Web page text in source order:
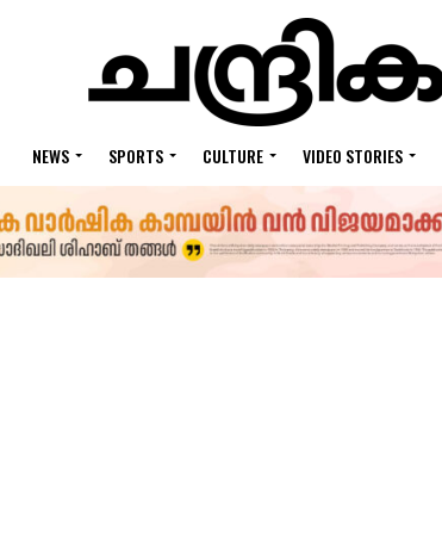
NEWS SPORTS CULTURE VIDEO STORIES